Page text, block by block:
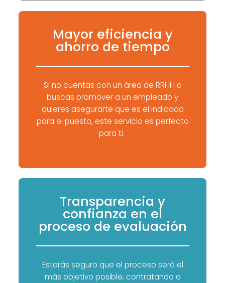
Mayor eficiencia y
ahorro de tiempo
Si no cuentas con un área de RRHH o
buscas promover a un empleado y
quieres asegurarte que es el indicado
para el puesto, este servicio es perfecto
para ti.
Transparencia y
confianza en el
proceso de evaluación
Estarás seguro que el proceso será el
más objetivo posible, contratando o